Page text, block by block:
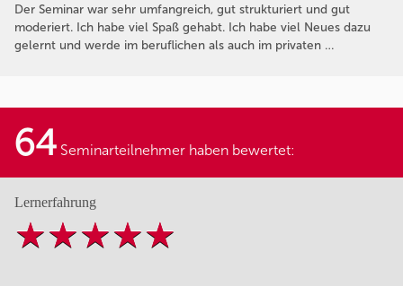
Der Seminar war sehr umfangreich, gut strukturiert und gut
moderiert. Ich habe viel Spaß gehabt. Ich habe viel Neues dazu
gelernt und werde im beruflichen als auch im privaten …
64 Seminarteilnehmer haben bewertet:
Lernerfahrung